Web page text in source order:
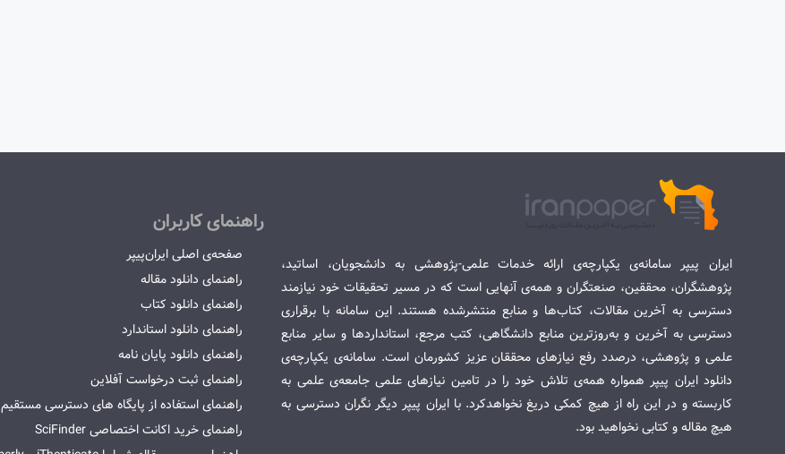
ایران پیپر سامانه‌ی یکپارچه‌ی ارائه خدمات علمی-پژوهشی به دانشجویان، اساتید،
پژوهشگران، محققین، صنعتگران و همه‌ی آنهایی است که در مسیر تحقیقات خود نیازمند
دسترسی به آخرین مقالات، کتاب‌ها و منابع منتشرشده هستند. این سامانه با برقراری
دسترسی به آخرین و به‌روزترین منابع دانشگاهی، کتب مرجع، استانداردها و سایر منابع
علمی و پژوهشی، درصدد رفع نیازهای محققان عزیز کشورمان است. سامانه‌ی یکپارچه‌ی
دانلود ایران پیپر همواره همه‌ی تلاش خود را در تامین نیازهای علمی جامعه‌ی علمی به
کاربسته و در این راه از هیچ کمکی دریغ نخواهدکرد. با ایران پیپر دیگر نگران دسترسی به
هیچ مقاله و کتابی نخواهید بود.
راهنمای کاربران
صفحه‌ی اصلی ایران‌پیپر
راهنمای دانلود مقاله
راهنمای دانلود کتاب
راهنمای دانلود استاندارد
راهنمای دانلود پایان نامه
راهنمای ثبت درخواست آفلاین
راهنمای استفاده از پایگاه های دسترسی مستقیم
راهنمای خرید اکانت اختصاصی SciFinder